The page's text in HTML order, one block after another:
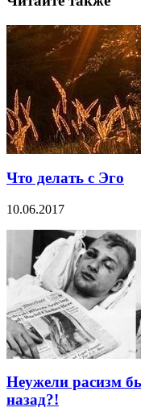
Что делать с Эго
10.06.2017
Неужели расизм
назад?!